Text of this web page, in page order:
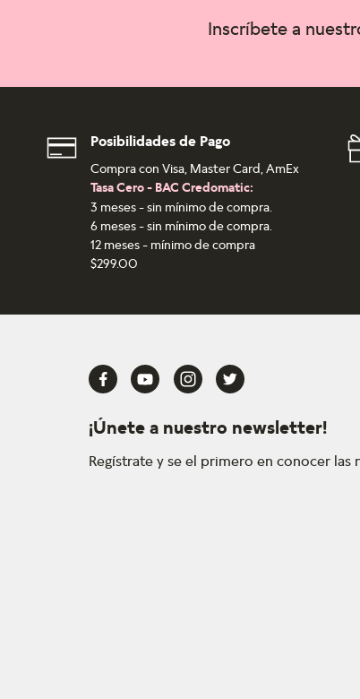
Inscríbete a
Posibilidades de Pago
Compra con Visa, Master Card, AmEx
Tasa Cero - BAC Credomatic:
3 meses - sin mínimo de compra.
6 meses - sin mínimo de compra.
12 meses - mínimo de compra
$299.00
¡Únete a nuestro newsletter!
Regístrate y se el primero en conocer